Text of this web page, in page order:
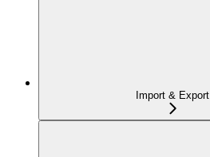
Import & Export